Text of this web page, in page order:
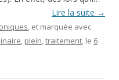
Lire la suite →
, et marquée avec
, plein,traitement, le 6